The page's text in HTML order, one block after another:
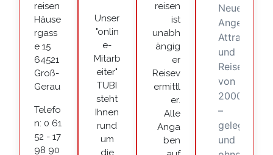
reisen
Häuse
rgass
e 15
64521
Groß-
Gerau
Telefo
n: 0 61
52 - 17
98 90
Unser
"onlin
e-
Mitarb
eiter"
TUBI
steht
Ihnen
rund
um
die
reisen
ist
unabh
ängig
er
Reisev
ermittl
er.
Alle
Anga
ben